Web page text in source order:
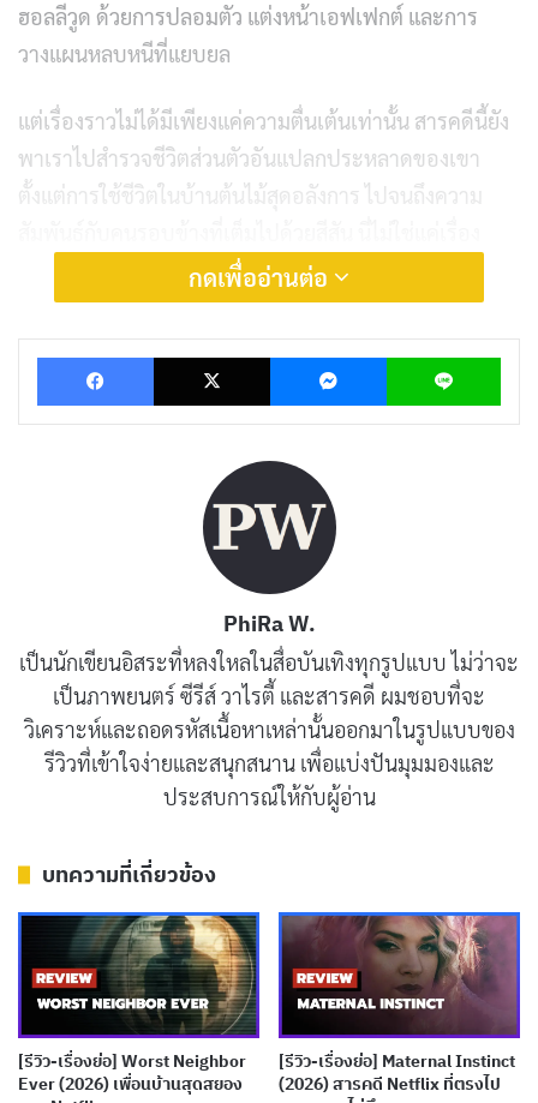
ฮอลลีวูด ด้วยการปลอมตัว แต่งหน้าเอฟเฟกต์ และการ
วางแผนหลบหนีที่แยบยล
แต่เรื่องราวไม่ได้มีเพียงแค่ความตื่นเต้นเท่านั้น สารคดีนี้ยัง
พาเราไปสำรวจชีวิตส่วนตัวอันแปลกประหลาดของเขา
ตั้งแต่การใช้ชีวิตในบ้านต้นไม้สุดอลังการ ไปจนถึงความ
ของโจร แต่เป็นเรื่องของชีวิตที่เต็มไปด้วยความขัดแย้ง
การแสดง
แม้จะเป็นสารคดี แต่ “How to Rob a Bank (คู่มือปล้น
แบงก์)” ก็เหมือนเราได้ชมภาพยนตร์ ด้วยการถ่ายทอดเรื่อง
ราวที่น่าติดตาม การตัดต่อที่กระชับ และบทสัมภาษณ์ที่เข้ม
ข้น เราจะได้เห็นตัวตนที่แท้จริงของจอมโจรสุดแสบ ผ่านคำ
บอกเล่าของเขาเอง และผู้คนที่เคยเกี่ยวข้องกับเขา
บทความที่เกี่ยวข้อง
[รีวิว-เรื่องย่อ] Murder 101 (2026) สารคดี
ห้องเรียน ม.ปลาย ปะทะ ฆาตกรต่อเนื่อง
เผยแพร่เมื่อ: 4 สัปดาห์ ที่ผ่านมา
กดเพื่ออ่านต่อ
Facebook X Messenger Line
PhiRa W.
เป็นนักเขียนอิสระที่หลงใหลในสื่อบันเทิงทุกรูปแบบ ไม่ว่าจะ
เป็นภาพยนตร์ ซีรีส์ วาไรตี้ และสารคดี ผมชอบที่จะ
วิเคราะห์และถอดรหัสเนื้อหาเหล่านั้นออกมาในรูปแบบของ
รีวิวที่เข้าใจง่ายและสนุกสนาน เพื่อแบ่งปันมุมมองและ
ประสบการณ์ให้กับผู้อ่าน
บทความที่เกี่ยวข้อง
[รีวิว-เรื่องย่อ] Worst Neighbor
Ever (2026) เพื่อนบ้านสุดสยอง
[รีวิว-เรื่องย่อ] Maternal Instinct
(2026) สารคดี Netflix ที่ตรงไป